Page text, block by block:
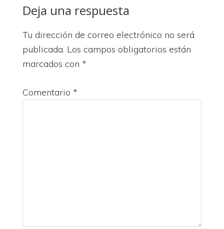
Interacciones
con
los
lectores
Deja una respuesta
Tu dirección de correo electrónico no será
publicada. Los campos obligatorios están
marcados con *
Comentario *